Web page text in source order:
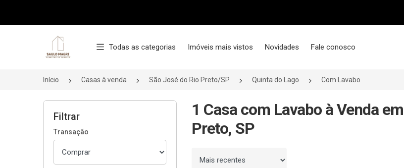
Página inicial
Todas as categorias Imóveis mais vistos Novidades Fale conosco
Início Casas à venda São José do Rio Preto/SP Quinta do Lago Com Lavabo
Filtrar
Transação
1 Casa com Lavabo à Venda
Preto, SP
Ordenar por